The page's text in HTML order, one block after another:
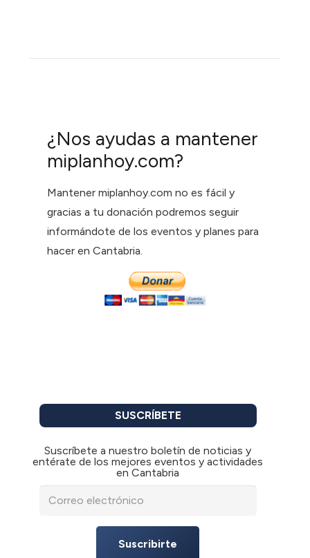
¿Nos ayudas a mantener
miplanhoy.com?
Mantener miplanhoy.com no es fácil y
gracias a tu donación podremos seguir
informándote de los eventos y planes para
hacer en Cantabria.
SUSCRÍBETE
Suscríbete a nuestro boletín de noticias y
entérate de los mejores eventos y actividades
en Cantabria
Suscribirte